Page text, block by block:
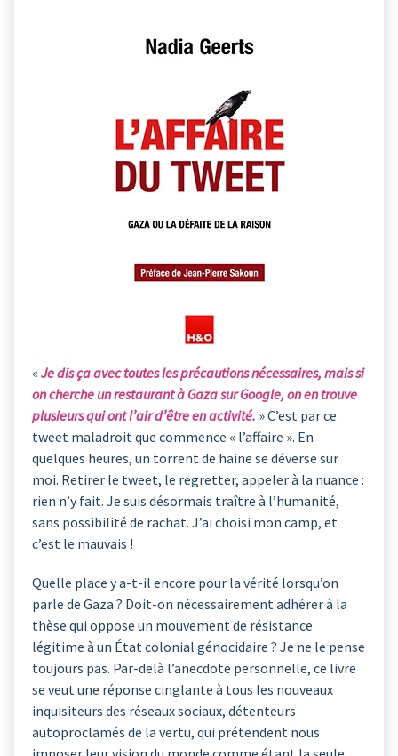
« Je dis ça avec toutes les précautions nécessaires, mais si
on cherche un restaurant à Gaza sur Google, on en trouve
plusieurs qui ont l’air d’être en activité. » C’est par ce
tweet maladroit que commence « l’affaire ». En
quelques heures, un torrent de haine se déverse sur
moi. Retirer le tweet, le regretter, appeler à la nuance :
rien n’y fait. Je suis désormais traître à l’humanité,
sans possibilité de rachat. J’ai choisi mon camp, et
c’est le mauvais !
Quelle place y a-t-il encore pour la vérité lorsqu’on
parle de Gaza ? Doit-on nécessairement adhérer à la
thèse qui oppose un mouvement de résistance
légitime à un État colonial génocidaire ? Je ne le pense
toujours pas. Par-delà l’anecdote personnelle, ce livre
se veut une réponse cinglante à tous les nouveaux
inquisiteurs des réseaux sociaux, détenteurs
autoproclamés de la vertu, qui prétendent nous